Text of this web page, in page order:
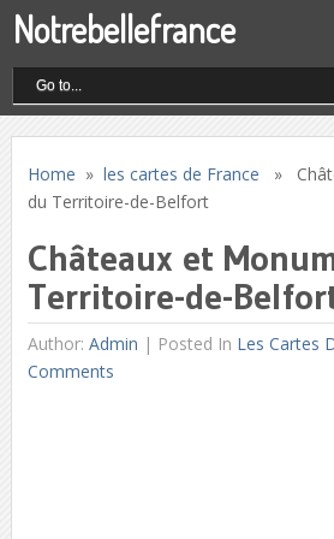
Notrebellefrance
Home » les cartes de France »
du Territoire-de-Belfort
Châteaux et
Territoire-de-
Author: Admin | Posted In Les Cartes
Comments